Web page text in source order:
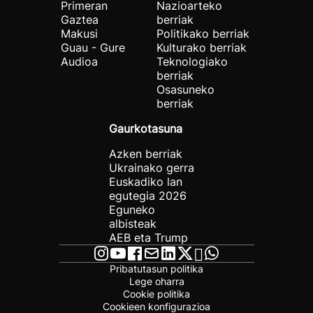
Primeran
Gaztea
Makusi
Guau - Gure
Audioa
Nazioarteko
berriak
Politikako berriak
Kulturako berriak
Teknologiako
berriak
Osasuneko
berriak
Gaurkotasuna
Azken berriak
Ukrainako gerra
Euskadiko lan
egutegia 2026
Eguneko
albisteak
AEB eta Trump
Pribatutasun politika
Lege oharra
Cookie politika
Cookieen konfigurazioa